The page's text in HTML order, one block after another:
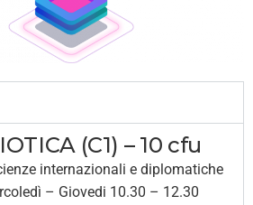
(C1) – 10 cfu
internazionali e diplomatiche
– Giovedi 10.30 – 12.30